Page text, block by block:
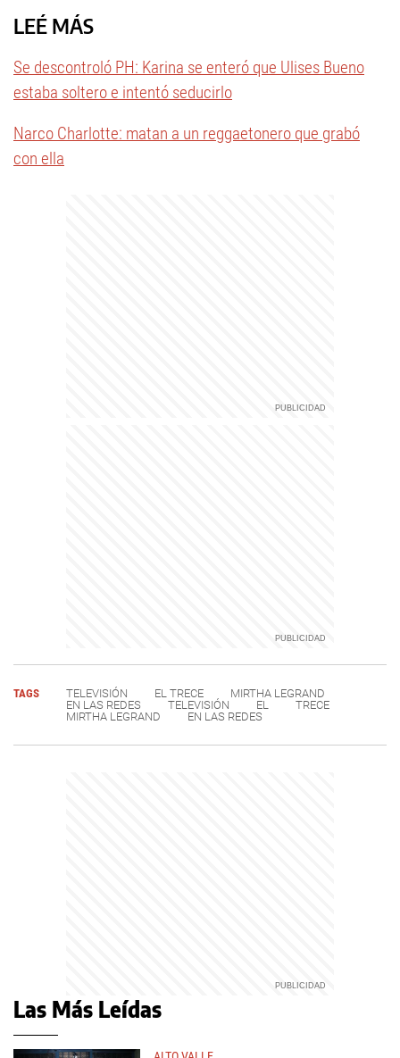
LEÉ MÁS
Se descontroló PH: Karina se enteró que Ulises Bueno
estaba soltero e intentó seducirlo
Narco Charlotte: matan a un reggaetonero que grabó
con ella
TAGS TELEVISIÓN EL TRECE
MIRTHA LEGRAND
EN LAS REDES
TELEVISIÓN EL
TRECE
MIRTHA LEGRAND
EN LAS REDES
Las Más Leídas